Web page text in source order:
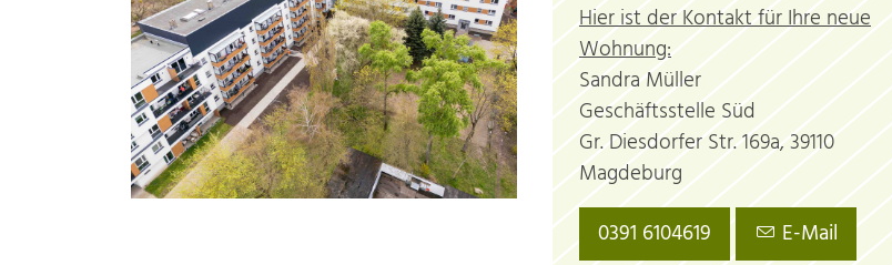
Hier ist der Kontakt für Ihre neue
Wohnung:
Sandra Müller
Geschäftsstelle Süd
Gr. Diesdorfer Str. 169a, 39110
Magdeburg
0391 6104619
E-Mail